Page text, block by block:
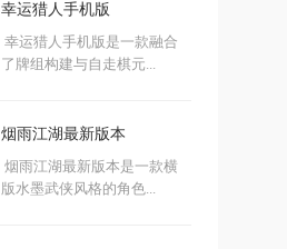
幸运猎人手机版
幸运猎人手机版是一款融合
了牌组构建与自走棋元...
烟雨江湖最新版本
烟雨江湖最新版本是一款横
版水墨武侠风格的角色...